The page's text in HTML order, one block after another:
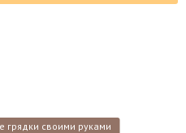
грядки своими руками